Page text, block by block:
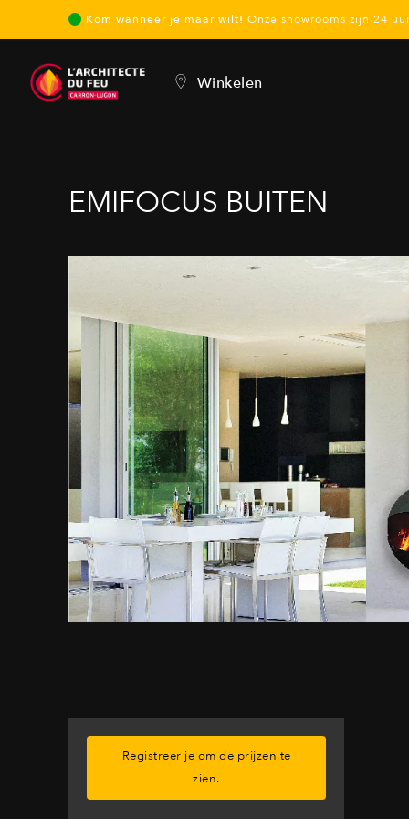
Kom wanneer je maar wilt! Onze showrooms zijn 24
Winkelen
EMIFOCUS BUITEN
Registreer je om de prijzen te
zien.